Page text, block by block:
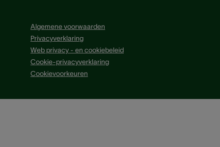
Algemene voorwaarden
Privacyverklaring
Web privacy - en cookiebeleid
Cookie-privacyverklaring
Cookievoorkeuren